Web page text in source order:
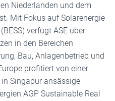
Niederlanden und dem
Mit Fokus auf Solarenergie
verfügt ASE über
in den Bereichen
Bau, Anlagenbetrieb und
profitiert von einer
Singapur ansässige
AGP Sustainable Real